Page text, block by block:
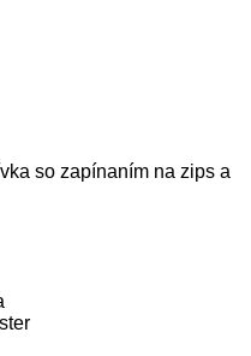
so zapínaním na zips a